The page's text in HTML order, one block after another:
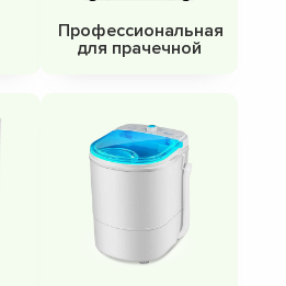
Профессиональная
для прачечной